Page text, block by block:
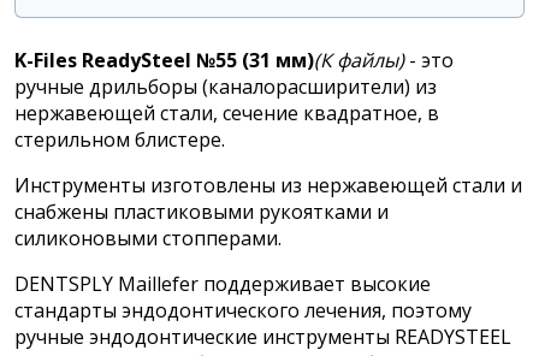
K-Files ReadySteel №55 (31 мм)(К файлы)- это
ручные дрильборы (каналорасширители) из
нержавеющей стали, сечение квадратное, в
стерильном блистере.
Инструменты изготовлены из нержавеющей стали и
снабжены пластиковыми рукоятками и
силиконовыми стопперами.
DENTSPLY Maillefer поддерживает высокие
стандарты эндодонтического лечения, поэтому
ручные эндодонтические инструменты READYSTEEL